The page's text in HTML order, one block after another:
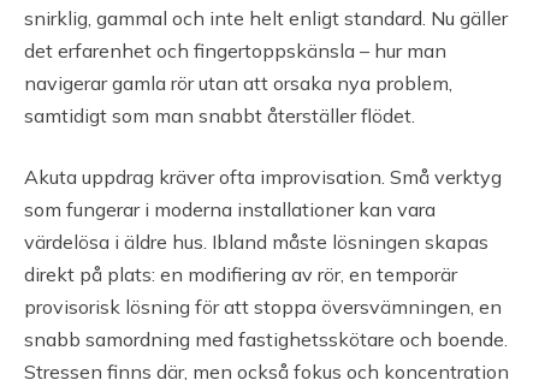
snirklig, gammal och inte helt enligt standard. Nu gäller
det erfarenhet och fingertoppskänsla – hur man
navigerar gamla rör utan att orsaka nya problem,
samtidigt som man snabbt återställer flödet.
Akuta uppdrag kräver ofta improvisation. Små verktyg
som fungerar i moderna installationer kan vara
värdelösa i äldre hus. Ibland måste lösningen skapas
direkt på plats: en modifiering av rör, en temporär
provisorisk lösning för att stoppa översvämningen, en
snabb samordning med fastighetsskötare och boende.
Stressen finns där, men också fokus och koncentration